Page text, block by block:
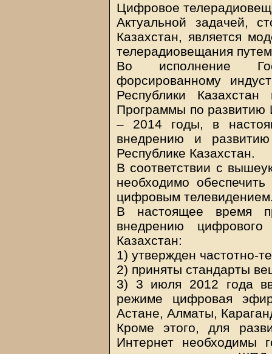
Цифровое
Актуальной задачей,
Казахстан, является
телерадиовещания
Во исполнение
форсированному
Республики
Программы по развитию
– 2014 годы, в
внедрению и
Республике Казахстан.
В соответствии с
необходимо
цифровым
В настоящее время
внедрению цифрового
Казахстан:
1) утвержден частотно-
2) приняты стандарты
3) 3 июля 2012 года
режиме цифровая
Астане, Алматы,
Кроме этого, для
Интернет необходимы